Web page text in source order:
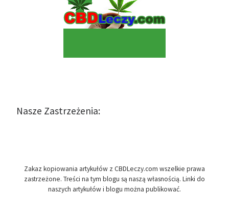
Nasze Zastrzeżenia:
Zakaz kopiowania artykułów z CBDLeczy.com wszelkie prawa
zastrzeżone. Treści na tym blogu są naszą własnością. Linki do
naszych artykułów i blogu można publikować.